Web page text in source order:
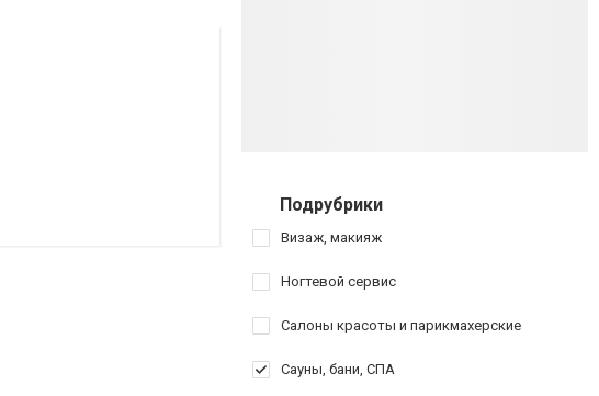
Подрубрики
Визаж, макияж
Ногтевой сервис
Салоны красоты и парикмахерские
Сауны, бани, СПА